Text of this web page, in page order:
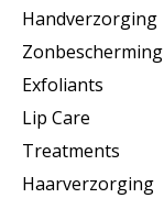
Handverzorging
Zonbescherming
Exfoliants
Lip Care
Treatments
Haarverzorging